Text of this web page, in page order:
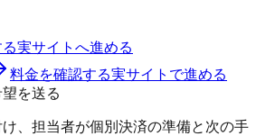
実サイトへ進める
料金を確認する実サイトで進める
を送る
、担当者が個別決済の準備と次の手